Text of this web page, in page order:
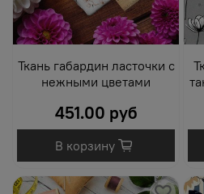
Ткань габардин ласточки с
нежными цветами
451.00 руб
В корзину